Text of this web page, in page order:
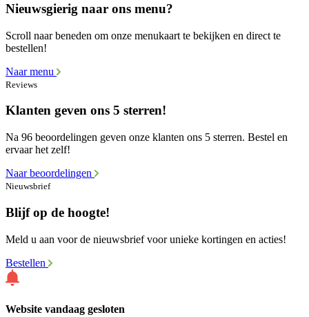
Nieuwsgierig naar ons menu?
Scroll naar beneden om onze menukaart te bekijken en direct te
bestellen!
Naar menu
Reviews
Klanten geven ons 5 sterren!
Na 96 beoordelingen geven onze klanten ons 5 sterren. Bestel en
ervaar het zelf!
Naar beoordelingen
Nieuwsbrief
Blijf op de hoogte!
Meld u aan voor de nieuwsbrief voor unieke kortingen en acties!
Bestellen
Website vandaag gesloten